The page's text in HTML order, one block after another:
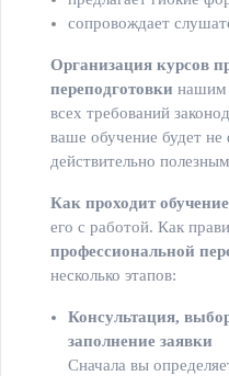
сопровождает
Организация курсов
переподготовки нашим
всех требований
ваше обучение будет
действительно
Как проходит обучение
его с работой. Как
профессиональной
несколько этапов:
Консультация,
заполнение заявки
Сначала вы